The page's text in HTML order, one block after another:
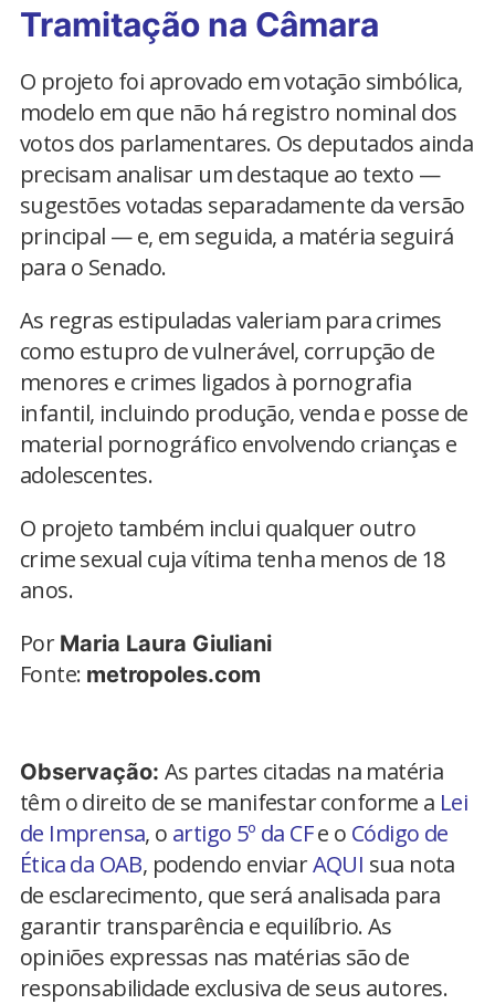
Tramitação na Câmara
O projeto foi aprovado em votação simbólica,
modelo em que não há registro nominal dos
votos dos parlamentares. Os deputados ainda
precisam analisar um destaque ao texto —
sugestões votadas separadamente da versão
principal — e, em seguida, a matéria seguirá
para o Senado.
As regras estipuladas valeriam para crimes
como estupro de vulnerável, corrupção de
menores e crimes ligados à pornografia
infantil, incluindo produção, venda e posse de
material pornográfico envolvendo crianças e
adolescentes.
O projeto também inclui qualquer outro
crime sexual cuja vítima tenha menos de 18
anos.
Por Maria Laura Giuliani
Fonte: metropoles.com
Observação: As partes citadas na matéria
têm o direito de se manifestar conforme a Lei
de Imprensa, o artigo 5º da CFe o Código de
Ética da OAB, podendo enviarAQUI sua nota
de esclarecimento, que será analisada para
garantir transparência e equilíbrio. As
opiniões expressas nas matérias são de
responsabilidade exclusiva de seus autores.